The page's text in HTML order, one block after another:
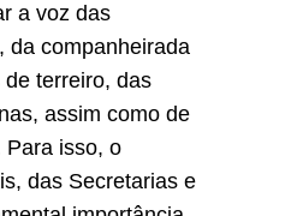
a voz das
da companheirada
terreiro, das
assim como de
Para isso, o
das Secretarias e